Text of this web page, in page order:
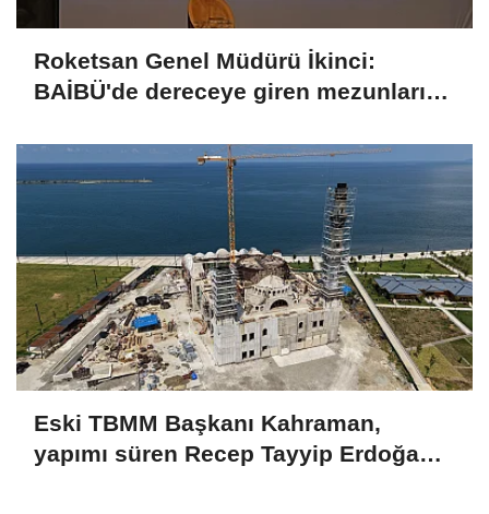
Roketsan Genel Müdürü İkinci:
BAİBÜ'de dereceye giren mezunları
Eski TBMM Başkanı Kahraman,
yapımı süren Recep Tayyip Erdoğan